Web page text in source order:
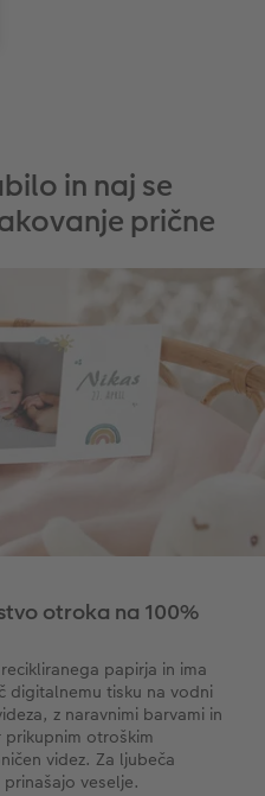
in naj se
prične
otroka na 100%
papirja in ima
digitalnemu tisku na vodni
z naravnimi barvami in
prikupnim otroškim
videz. Za ljubeča
veselje.